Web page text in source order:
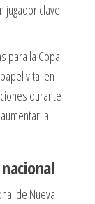
jugador clave
para la Copa
vital en
durante
la
de Nueva